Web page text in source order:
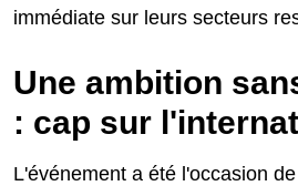
immédiate sur leurs secteurs
Une ambition
: cap sur
L'événement a été l'occasion